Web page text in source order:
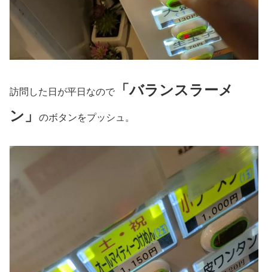
訪問した日が平日なので
「バランスラーメ
ン」
のボタンをプッシュ。